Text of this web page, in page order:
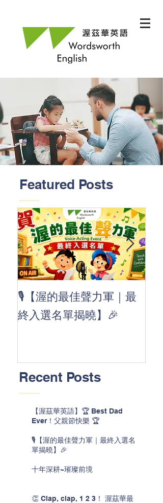
Featured Posts
🎙️【渥的最佳聲力軍｜最
終入選名單揭曉】🎉
Recent Posts
【渥茲華英語】🏆 Best Dad
Ever！父親節快樂 🏆
🎙️【渥的最佳聲力軍｜最終入選名
單揭曉】🎉
十年深耕~璀璨前境
👏 Clap, clap, 1 2 3！ 渥茲華最